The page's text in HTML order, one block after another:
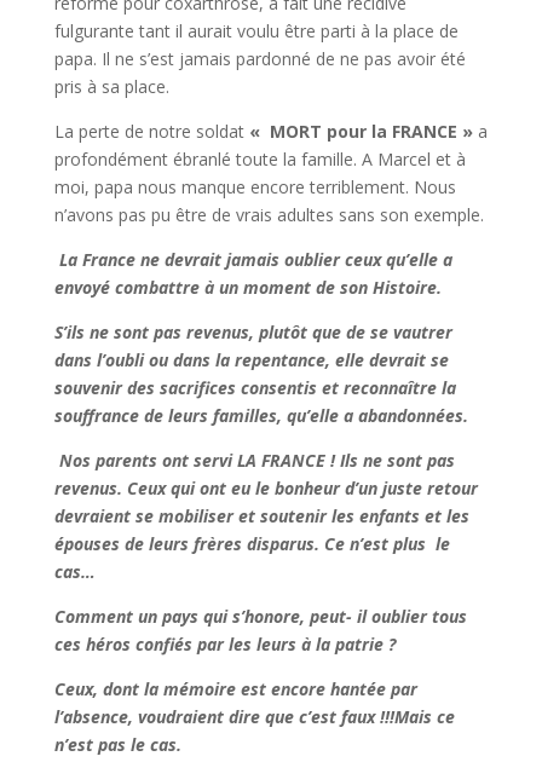
fulgurante tant il aurait voulu être parti à la place de
papa. Il ne s’est jamais pardonné de ne pas avoir été
pris à sa place.
La perte de notre soldat « MORT pour la FRANCE »a
profondément ébranlé toute la famille. A Marcel et à
moi, papa nous manque encore terriblement. Nous
n’avons pas pu être de vrais adultes sans son exemple.
La France ne devrait jamais oublier ceux qu’elle a
envoyé combattre à un moment de son Histoire.
S’ils ne sont pas revenus, plutôt que de se vautrer
dans l’oubli ou dans la repentance, elle devrait se
souvenir des sacrifices consentis et reconnaître la
souffrance de leurs familles, qu’elle a abandonnées.
Nos parents ont servi LA FRANCE ! Ils ne sont pas
revenus. Ceux qui ont eu le bonheur d’un juste retour
devraient se mobiliser et soutenir les enfants et les
épouses de leurs frères disparus. Ce n’est plus le
cas…
Comment un pays qui s’honore, peut- il oublier tous
ces héros confiés par les leurs à la patrie ?
Ceux, dont la mémoire est encore hantée par
l’absence, voudraient dire que c’est faux !!!Mais ce
n’est pas le cas.